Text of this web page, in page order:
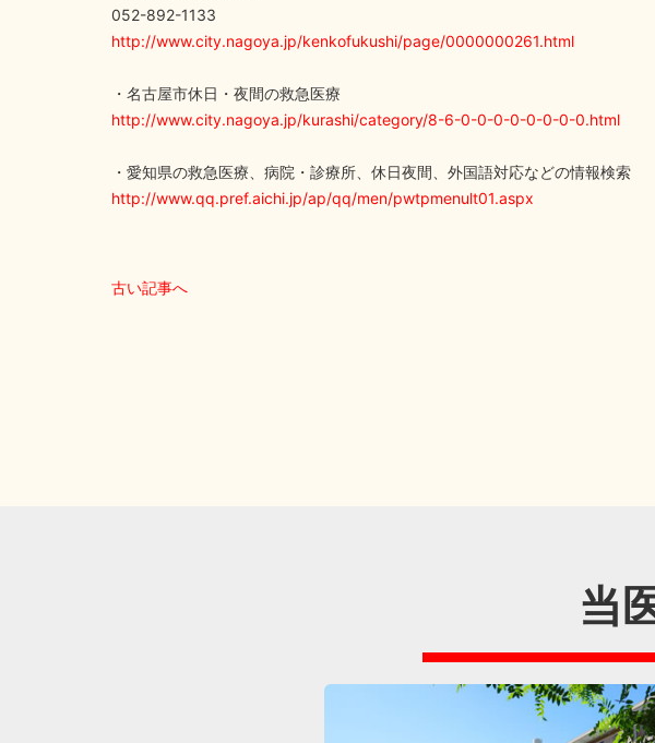
052-892-1133
http://www.city.nagoya.jp/kenkofukushi/page/0000000261.html
・名古屋市休日・夜間の救急医療
http://www.city.nagoya.jp/kurashi/category/8-6-0-0-0-0-0-0-0-0.html
・愛知県の救急医療、病院・診療所、休日夜間、外国語対応などの情報検索
http://www.qq.pref.aichi.jp/ap/qq/men/pwtpmenult01.aspx
古い記事へ
当